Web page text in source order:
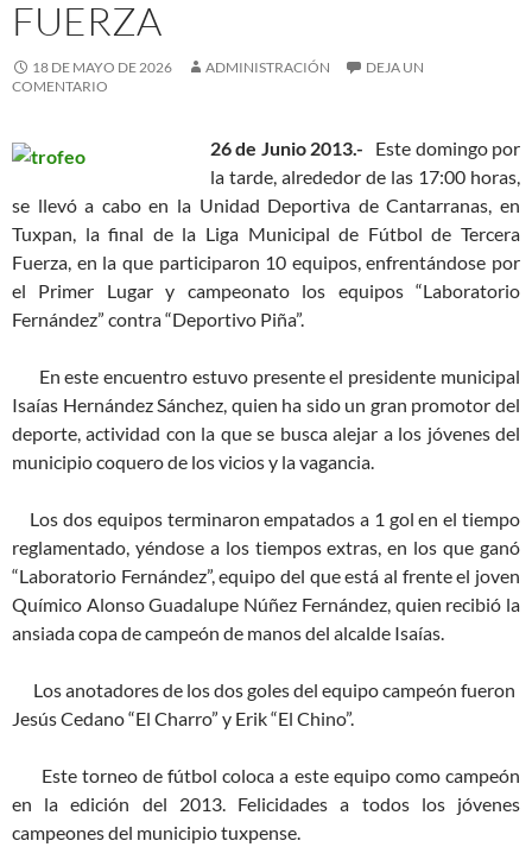
FUERZA
18 DE MAYO DE 2026 ADMINISTRACIÓN
DEJA UN
COMENTARIO
26 de Junio 2013.- Este domingo por
la tarde, alrededor de las 17:00 horas,
se llevó a cabo en la Unidad Deportiva de Cantarranas, en
Tuxpan, la final de la Liga Municipal de Fútbol de Tercera
Fuerza, en la que participaron 10 equipos, enfrentándose por
el Primer Lugar y campeonato los equipos “Laboratorio
Fernández” contra “Deportivo Piña”.
En este encuentro estuvo presente el presidente municipal
Isaías Hernández Sánchez, quien ha sido un gran promotor del
deporte, actividad con la que se busca alejar a los jóvenes del
municipio coquero de los vicios y la vagancia.
Los dos equipos terminaron empatados a 1 gol en el tiempo
reglamentado, yéndose a los tiempos extras, en los que ganó
“Laboratorio Fernández”, equipo del que está al frente el joven
Químico Alonso Guadalupe Núñez Fernández, quien recibió la
ansiada copa de campeón de manos del alcalde Isaías.
Los anotadores de los dos goles del equipo campeón fueron
Jesús Cedano “El Charro” y Erik “El Chino”.
Este torneo de fútbol coloca a este equipo como campeón
en la edición del 2013. Felicidades a todos los jóvenes
campeones del municipio tuxpense.